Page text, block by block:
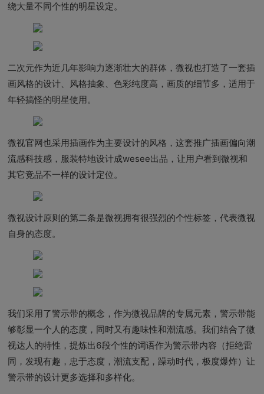
绕大量不同个性的明星设定。
二次元作为近几年影响力逐渐壮大的群体，微视也打造了一套插
画风格的设计、风格抽象、色彩纯度高，画质的细节多，适用于
年轻搞怪的明星使用。
微视官网也采用插画作为主要设计的风格，这套推广插画偏向潮
流感科技感，服装特地设计成wesee出品，让用户看到微视和
其它竞品不一样的设计定位。
微视设计原则的第二条是微视拥有很强烈的个性标签，代表微视
自身的态度。
我们采用了警示带的概念，作为微视品牌的专属元素，警示带能
够彰显一个人的态度，同时又有趣味性和潮流感。我们结合了微
视达人的特性，提炼出6段个性的词语作为警示带内容（拒绝雷
同，发现有趣，忠于态度，潮流支配，躁动时代，极度爆炸）让
警示带的设计更多选择和多样化。